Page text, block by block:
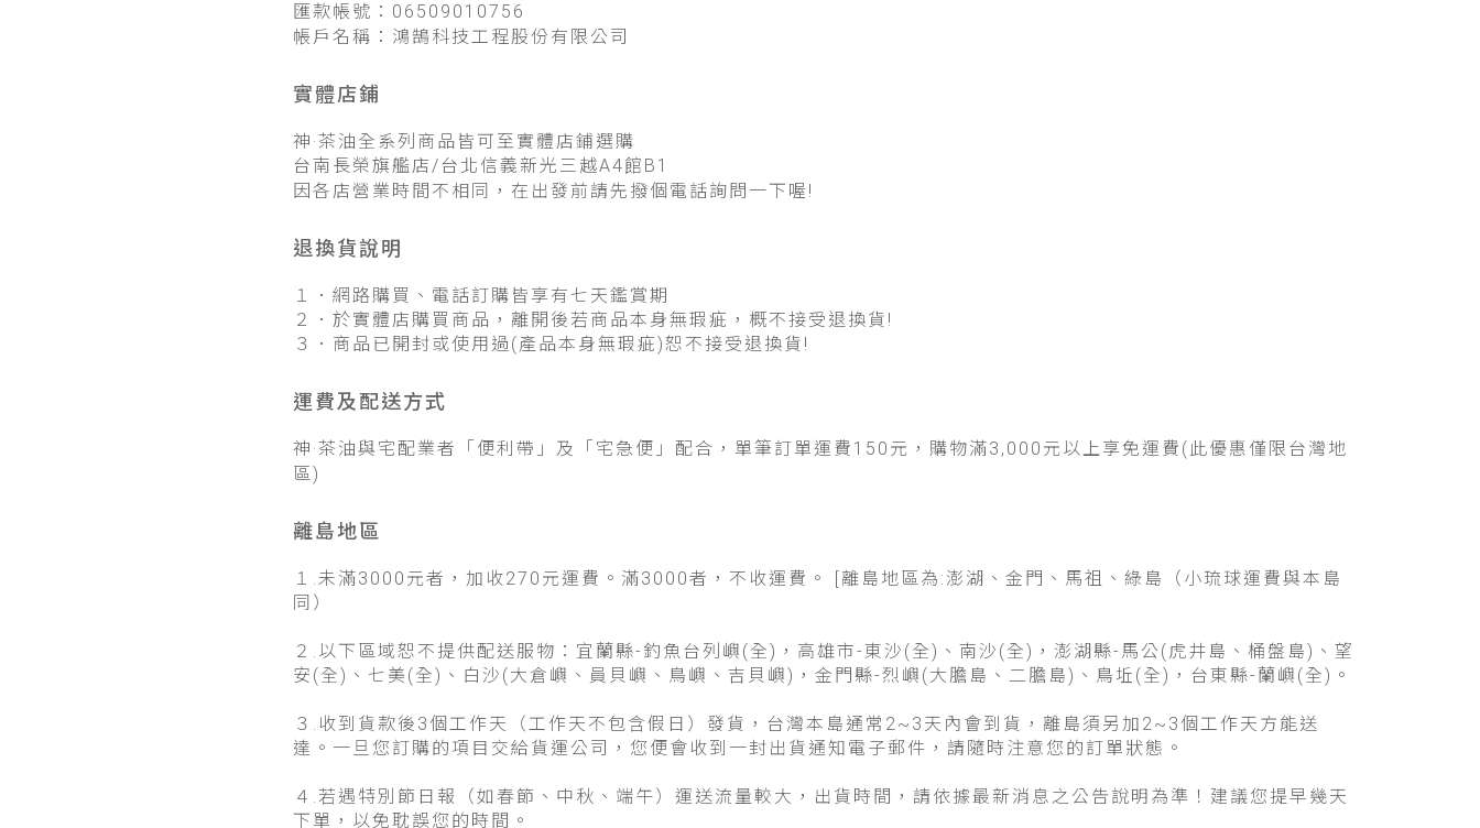
匯款帳號：06509010756
帳戶名稱：鴻鵠科技工程股份有限公司
實體店鋪
神·茶油全系列商品皆可至實體店鋪選購
台南長榮旗艦店/台北信義新光三越A4館B1
因各店營業時間不相同，在出發前請先撥個電話詢問一下喔!
退換貨說明
１．網路購買、電話訂購皆享有七天鑑賞期
２．於實體店購買商品，離開後若商品本身無瑕疵，概不接受退換貨!
３．商品已開封或使用過(產品本身無瑕疵)恕不接受退換貨!
運費及配送方式
神·茶油與宅配業者「便利帶」及「宅急便」配合，單筆訂單運費150元，購物滿3,000元以上享免運費(此優惠僅限台灣地
區)
離島地區
１.未滿3000元者，加收270元運費。滿3000者，不收運費。 [離島地區為:澎湖、金門、馬祖、綠島（小琉球運費與本島
同）
２.以下區域恕不提供配送服物：宜蘭縣-釣魚台列嶼(全)，高雄市-東沙(全)、南沙(全)，澎湖縣-馬公(虎井島、桶盤島)、望
安(全)、七美(全)、白沙(大倉嶼、員貝嶼、鳥嶼、吉貝嶼)，金門縣-烈嶼(大膽島、二膽島)、鳥坵(全)，台東縣-蘭嶼(全)。
３.收到貨款後3個工作天（工作天不包含假日）發貨，台灣本島通常2~3天內會到貨，離島須另加2~3個工作天方能送
達。一旦您訂購的項目交給貨運公司，您便會收到一封出貨通知電子郵件，請隨時注意您的訂單狀態。
４.若遇特別節日報（如春節、中秋、端午）運送流量較大，出貨時間，請依據最新消息之公告說明為準！建議您提早幾天
下單，以免耽誤您的時間。